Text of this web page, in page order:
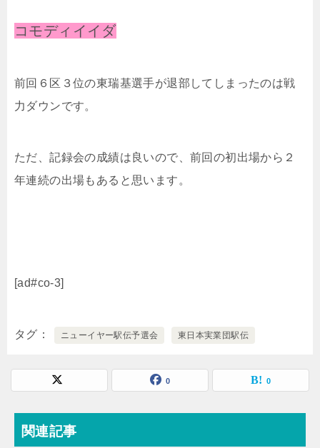
コモディイイダ
前回６区３位の東瑞基選手が退部してしまったのは戦
力ダウンです。
ただ、記録会の成績は良いので、前回の初出場から２
年連続の出場もあると思います。
[ad#co-3]
タグ ニューイヤー駅伝予選会 東日本実業団駅伝
0 0
関連記事